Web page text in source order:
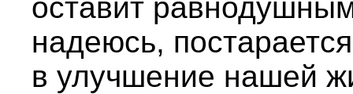
оставит
надеюсь,
в улучшение нашей